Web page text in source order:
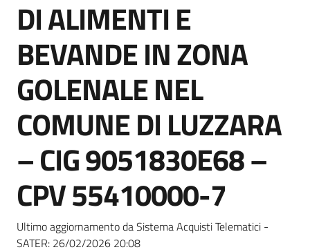
Supporto
Piattaforme
telematiche
English
site
DI ALIMENTI E
BEVANDE IN ZONA
GOLENALE NEL
COMUNE DI LUZZARA
– CIG 9051830E68 –
CPV 55410000-7
Ultimo aggiornamento da Sistema Acquisti Telematici -
SATER: 26/02/2026 20:08